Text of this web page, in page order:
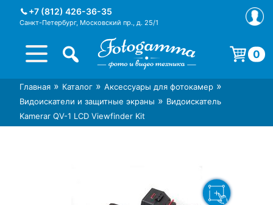
+7 (812) 426-36-35
Санкт-Петербург, Московский пр., д. 25/1
Интернет-магазин фототехники
Foto-Gamma в СПб
Магазин фотоаксессуаров foto-
gamma.ru
0
Корзина пуста.
Главная » Каталог » Аксессуары для фотокамер »
Видоискатели и защитные экраны » Видоискатель
Kamerar QV-1 LCD Viewfinder Kit